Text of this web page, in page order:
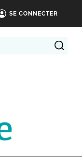
SE CONNECTER